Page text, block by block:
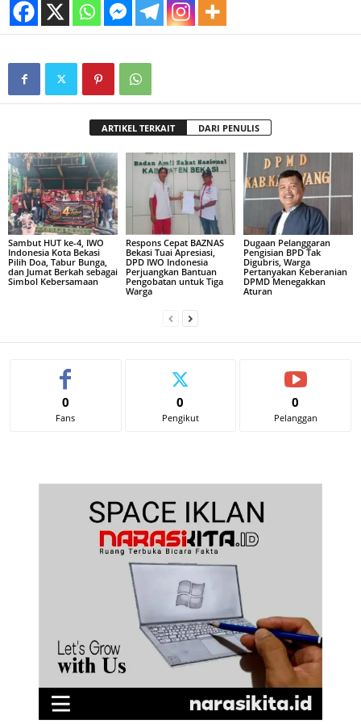
ARTIKEL TERKAIT DARI PENULIS
Sambut HUT ke-4, IWO
Indonesia Kota Bekasi
Pilih Doa, Tabur Bunga,
dan Jumat Berkah sebagai
Simbol Kebersamaan
Respons Cepat BAZNAS
Bekasi Tuai Apresiasi,
DPD IWO Indonesia
Perjuangkan Bantuan
Pengobatan untuk Tiga
Warga
Dugaan Pelanggaran
Pengisian BPD Tak
Digubris, Warga
Pertanyakan Keberanian
DPMD Menegakkan
Aturan
0
Fans
0
Pengikut
0
Pelanggan